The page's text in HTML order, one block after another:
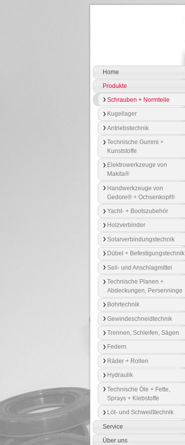
Home
Produkte
Schrauben + Normteile
Kugellager
Antriebstechnik
Technische Gummi +
Kunststoffe
Elektrowerkzeuge von
Makita®
Handwerkzeuge von
Gedore® + Ochsenkopf®
Yacht- + Bootszubehör
Holzverbinder
Solarverbindungstechnik
Dübel + Befestigungstechnik
Seil- und Anschlagmittel
Technische Planen +
Abdeckungen, Persenninge
Bohrtechnik
Gewindeschneidtechnik
Trennen, Schleifen, Sägen
Federn
Räder + Rollen
Hydraulik
Technische Öle + Fette,
Sprays + Klebstoffe
Löt- und Schweißtechnik
Service
Über uns